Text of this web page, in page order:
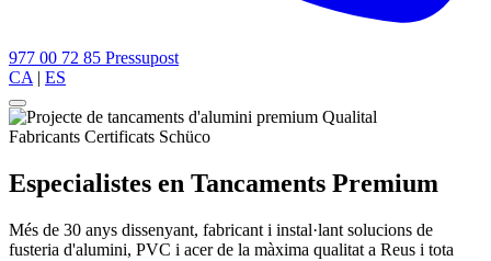
977 00 72 85 Pressupost
CA | ES
Fabricants Certificats Schüco
Especialistes en Tancaments Premium
Més de 30 anys dissenyant, fabricant i instal·lant solucions de
fusteria d'alumini, PVC i acer de la màxima qualitat a Reus i tota